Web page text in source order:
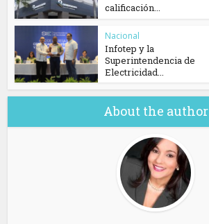
calificación...
Nacional
Infotep y la
Superintendencia de
Electricidad...
About the author